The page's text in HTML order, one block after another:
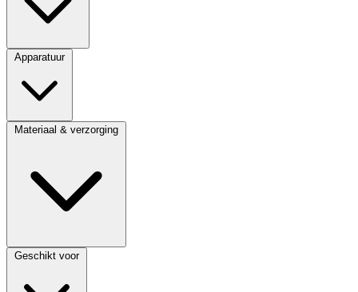
Apparatuur
Materiaal & verzorging
Geschikt voor